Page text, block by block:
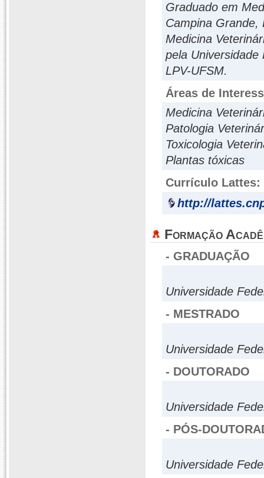
Graduado em
Campina Grande,
Medicina
pela Universidade
LPV-UFSM.
Áreas de
Medicina
Patologia
Toxicologia
Plantas tóxicas
Currículo Lattes:
http://
Formação
- GRADUAÇÃO
Universidade
- MESTRADO
Universidade
- DOUTORADO
Universidade
- PÓS-
Universidade